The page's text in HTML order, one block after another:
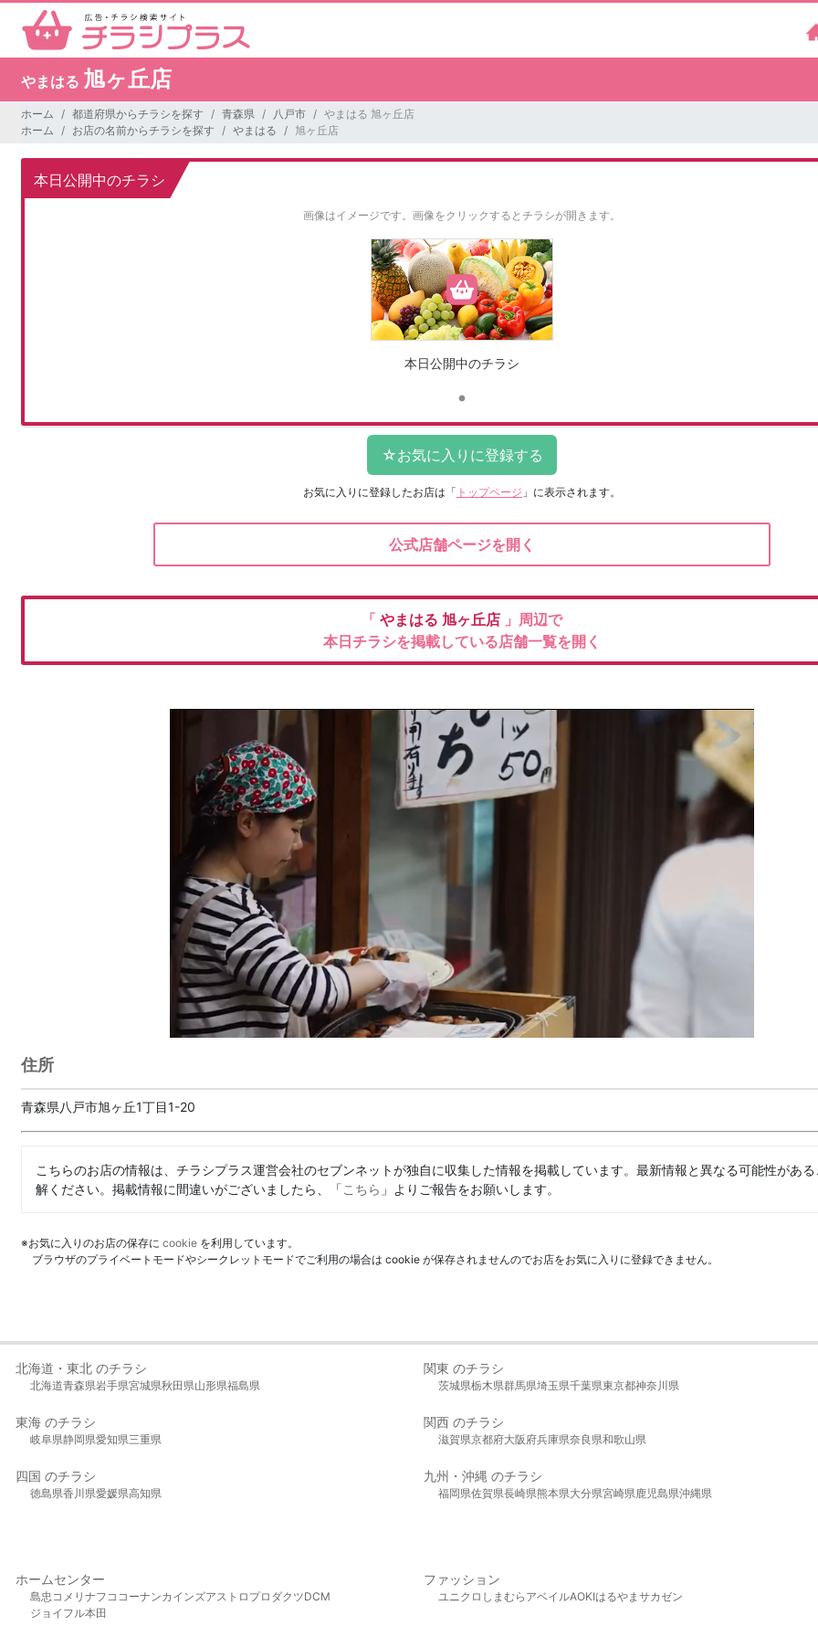
やまはる 旭ヶ丘店
ホーム 都道府県からチラシを探す 青森県 八戸市
やまはる 旭ヶ丘店
ホーム
お店の名前からチラシを探す やまはる 旭ヶ丘店
本日公開中のチラシ
画像はイメージです。 画像をクリックするとチラシが開きます。
本日公開中のチラシ
お気に入りに登録したお店は 「 トップページ 」に表示されます。
公式店舗ページを開く
「 やまはる 旭ヶ丘店 」周辺で
本日チラシを掲載している店舗一覧を開く
住所
青森県八戸市旭ヶ丘1丁目1-20
こちらのお店の情報は、チラシプラス運営会社のセブンネットが独自に収集した情報を掲載しています。最新情報と異なる可能性があ
解ください。掲載情報に間違いがございましたら、「こちら 」よりご報告をお願いします。
※お気に入りのお店の保存に cookie を利用しています。
ブラウザのプライベートモードやシークレットモードでご利用の場合は cookie が保存されませんのでお店をお気に入りに登録できません。
北海道・東北 のチラシ
北海道青森県岩手県宮城県秋田県山形県福島県
関東 のチラシ
茨城県栃木県群馬県埼玉県千葉県東京都神奈川県
東海 のチラシ
岐阜県静岡県愛知県三重県
関西 のチラシ
滋賀県京都府大阪府兵庫県奈良県和歌山県
四国 のチラシ
徳島県香川県愛媛県高知県
九州・沖縄 のチラシ
福岡県佐賀県長崎県熊本県大分県宮崎県鹿児島県沖縄県
ホームセンター
島忠 コメリ ナフコ コーナンカインズアストロプロダクツDCM
ジョイフル本田
ファッション
ユニクロ しまむら アベイルAOKIはるやま サカゼン